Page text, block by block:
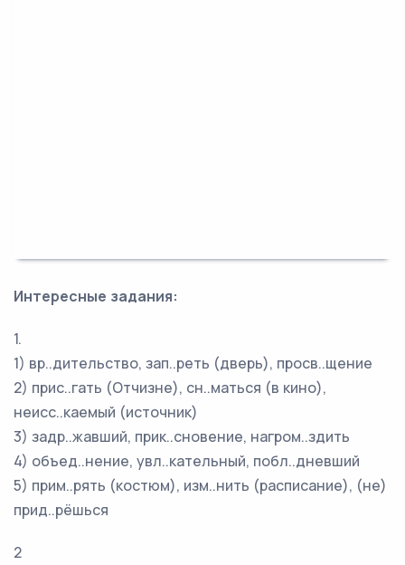
Интересные задания:
1.
1) вр..дительство, зап..реть (дверь), просв..щение
2) прис..гать (Отчизне), сн..маться (в кино),
неисс..каемый (источник)
3) задр..жавший, прик..сновение, нагром..здить
4) объед..нение, увл..кательный, побл..дневший
5) прим..рять (костюм), изм..нить (расписание), (не)
прид..рёшься
2